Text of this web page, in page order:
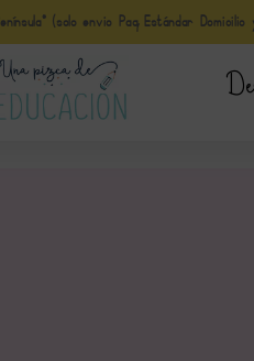
(solo envio Paq Estándar